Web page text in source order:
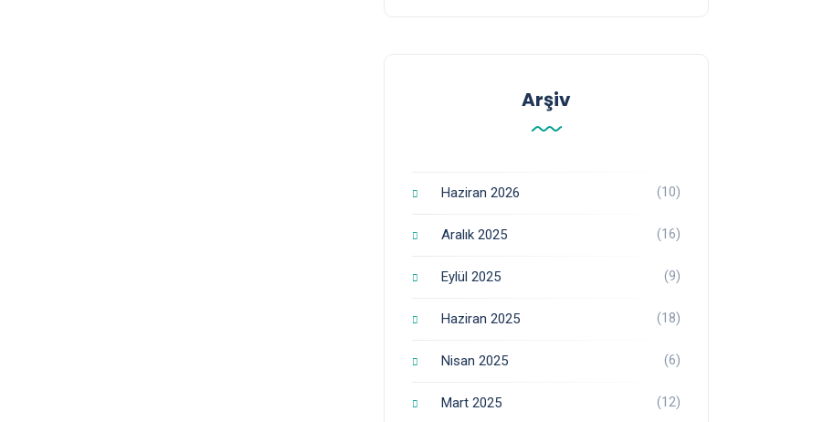
Arşiv
Haziran 2026 (10)
Aralık 2025 (16)
Eylül 2025 (9)
Haziran 2025 (18)
Nisan 2025 (6)
Mart 2025 (12)